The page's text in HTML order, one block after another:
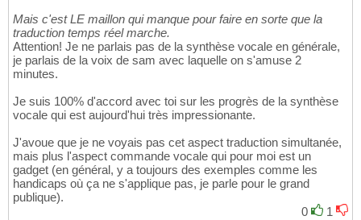
Mais c'est LE maillon qui manque pour faire en sorte que la
traduction temps réel marche.
Attention! Je ne parlais pas de la synthèse vocale en générale,
je parlais de la voix de sam avec laquelle on s'amuse 2
minutes.
Je suis 100% d'accord avec toi sur les progrès de la synthèse
vocale qui est aujourd'hui très impressionante.
J'avoue que je ne voyais pas cet aspect traduction simultanée,
mais plus l'aspect commande vocale qui pour moi est un
gadget (en général, y a toujours des exemples comme les
handicaps où ça ne s'applique pas, je parle pour le grand
publique).
0
1